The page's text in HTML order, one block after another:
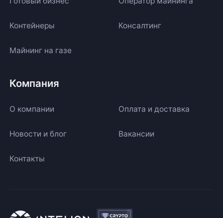
Контейнеры
Майнинг на газе
Консалтинг
Компания
О компании Оплата и доставка
Новости и блог Вакансии
Контакты